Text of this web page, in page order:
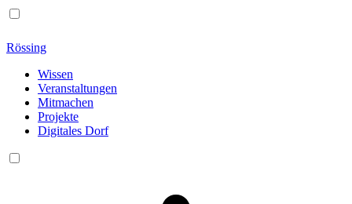
Rössing
Wissen
Veranstaltungen
Mitmachen
Projekte
Digitales Dorf